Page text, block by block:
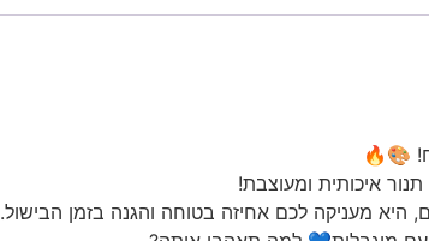
🎨🔥
איכותית ומעוצבת!
היא מעניקה לכם אחיזה בטוחה והגנה בזמן הבישול.